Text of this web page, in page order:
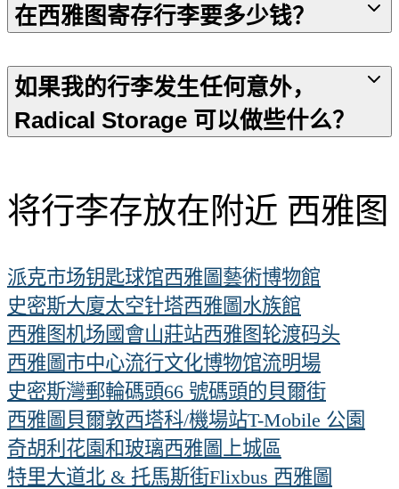
在西雅图寄存行李要多少钱？
如果我的行李发生任何意外，
Radical Storage 可以做些什么？
将行李存放在附近 西雅图
派克市场钥匙球馆西雅圖藝術博物館
史密斯大廈太空针塔西雅圖水族館
西雅图机场 國會山莊站西雅图轮渡码头
西雅圖市中心流行文化博物馆流明場
史密斯灣郵輪碼頭66 號碼頭的貝爾街
西雅圖貝爾敦西塔科/機場站T-Mobile 公園
奇胡利花園和玻璃西雅圖上城區
特里大道北 & 托馬斯街Flixbus 西雅圖